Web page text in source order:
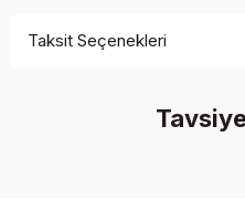
Write a
Taksit Seçenekleri